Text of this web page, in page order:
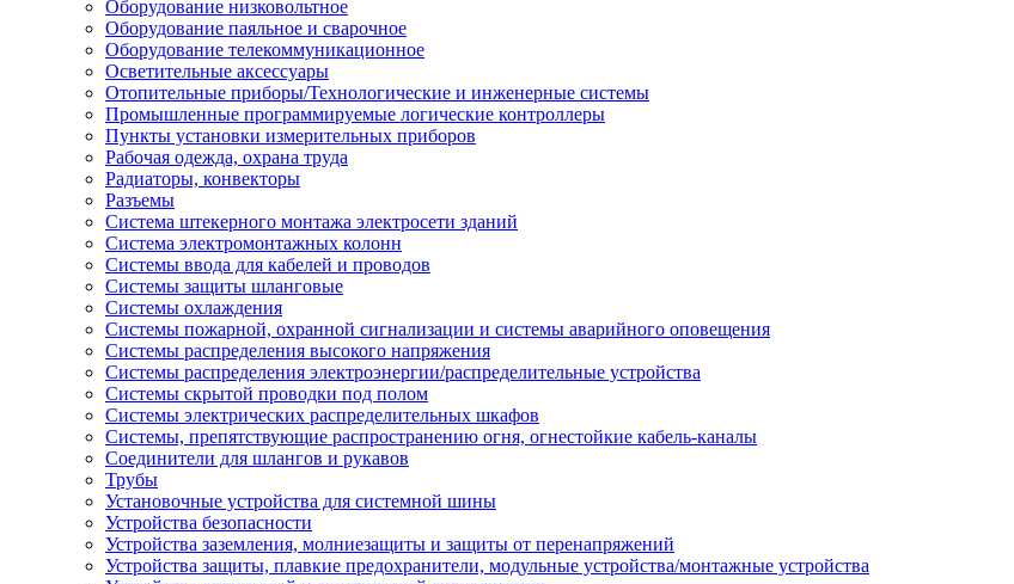
Оборудование низковольтное
Оборудование паяльное и сварочное
Оборудование телекоммуникационное
Осветительные аксессуары
Отопительные приборы/Технологические и инженерные системы
Промышленные программируемые логические контроллеры
Пункты установки измерительных приборов
Рабочая одежда, охрана труда
Радиаторы, конвекторы
Разъемы
Система штекерного монтажа электросети зданий
Система электромонтажных колонн
Системы ввода для кабелей и проводов
Системы защиты шланговые
Системы охлаждения
Системы пожарной, охранной сигнализации и системы аварийного оповещения
Системы распределения высокого напряжения
Системы распределения электроэнергии/распределительные устройства
Системы скрытой проводки под полом
Системы электрических распределительных шкафов
Системы, препятствующие распространению огня, огнестойкие кабель-каналы
Соединители для шлангов и рукавов
Трубы
Установочные устройства для системной шины
Устройства безопасности
Устройства заземления, молниезащиты и защиты от перенапряжений
Устройства защиты, плавкие предохранители, модульные устройства/монтажные устройства